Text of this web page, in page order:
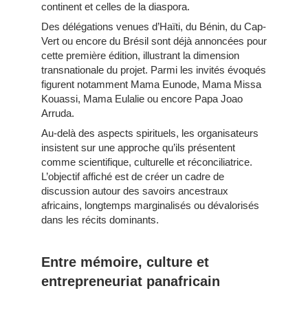
continent et celles de la diaspora.
Des délégations venues d’Haïti, du Bénin, du Cap-
Vert ou encore du Brésil sont déjà annoncées pour
cette première édition, illustrant la dimension
transnationale du projet. Parmi les invités évoqués
figurent notamment Mama Eunode, Mama Missa
Kouassi, Mama Eulalie ou encore Papa Joao
Arruda.
Au-delà des aspects spirituels, les organisateurs
insistent sur une approche qu’ils présentent
comme scientifique, culturelle et réconciliatrice.
L’objectif affiché est de créer un cadre de
discussion autour des savoirs ancestraux
africains, longtemps marginalisés ou dévalorisés
dans les récits dominants.
Entre mémoire, culture et
entrepreneuriat panafricain